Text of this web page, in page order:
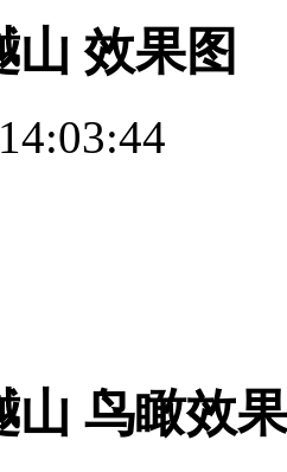
山 效果图
山 鸟瞰效